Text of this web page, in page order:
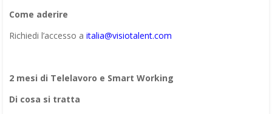
Come aderire
Richiedi l’accesso a italia@visiotalent.com
2 mesi di Telelavoro e Smart Working
Di cosa si tratta